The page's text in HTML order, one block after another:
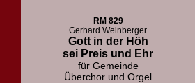
RM 829
Gerhard Weinberger
Gott in der Höh
sei Preis und Ehr
für Gemeinde
Überchor und Orgel